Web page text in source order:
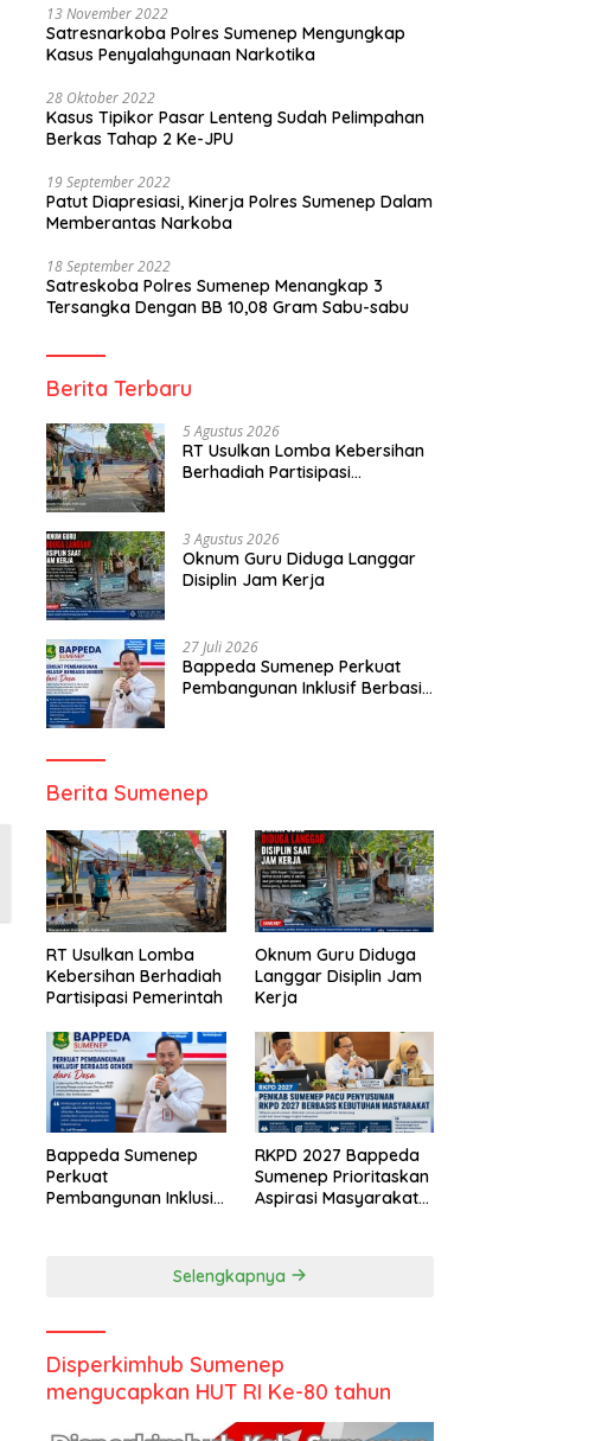
13 November 2022
Satresnarkoba Polres Sumenep Mengungkap
Kasus Penyalahgunaan Narkotika
28 Oktober 2022
Kasus Tipikor Pasar Lenteng Sudah Pelimpahan
Berkas Tahap 2 Ke-JPU
19 September 2022
Patut Diapresiasi, Kinerja Polres Sumenep Dalam
Memberantas Narkoba
18 September 2022
Satreskoba Polres Sumenep Menangkap 3
Tersangka Dengan BB 10,08 Gram Sabu-sabu
Berita Terbaru
5 Agustus 2026
RT Usulkan Lomba Kebersihan
Berhadiah Partisipasi
3 Agustus 2026
Oknum Guru Diduga Langgar
Disiplin Jam Kerja
27 Juli 2026
Bappeda Sumenep Perkuat
Pembangunan Inklusif Berbasis
Berita Sumenep
RT Usulkan Lomba
Kebersihan Berhadiah
Partisipasi Pemerintah
Oknum Guru Diduga
Langgar Disiplin Jam
Kerja
Bappeda Sumenep
Perkuat
Pembangunan Inklusif
RKPD 2027 Bappeda
Sumenep Prioritaskan
Aspirasi Masyarakat
Selengkapnya
Disperkimhub Sumenep
mengucapkan HUT RI Ke-80 tahun